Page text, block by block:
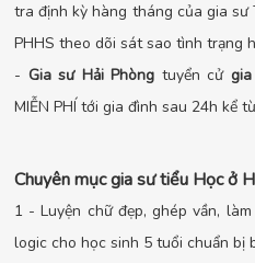
tra định kỳ hàng tháng của gia sư
PHHS theo dõi sát sao tình trạng
- Gia sư Hải Phòng tuyển cửgia
MIỄN PHÍ tới gia đình sau 24h kể
Chuyên mục gia sư tiểu Học ở
1 - Luyện chữ đẹp, ghép vần,
logic cho học sinh 5 tuổi chuẩn bị